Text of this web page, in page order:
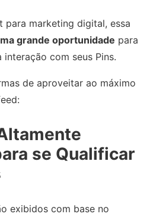
para marketing digital, essa
grande oportunidade para
com seus Pins.
de aproveitar ao máximo
se Qualificar
exibidos com base no